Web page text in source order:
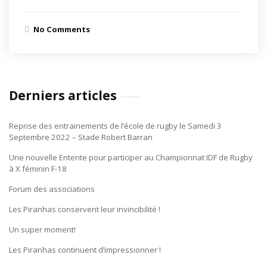
No Comments
Derniers articles
Reprise des entrainements de l’école de rugby le Samedi 3
Septembre 2022 – Stade Robert Barran
Une nouvelle Entente pour participer au Championnat IDF de Rugby
à X féminin F-18
Forum des associations
Les Piranhas conservent leur invincibilité !
Un super moment!
Les Piranhas continuent d’impressionner !